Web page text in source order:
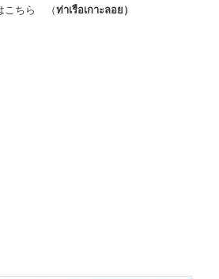
こちら （ท่าเรือเกาะลอย）